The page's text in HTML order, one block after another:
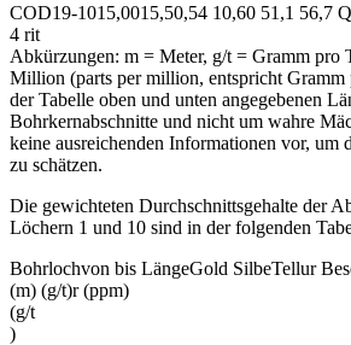
COD19-1015,0015,50,54 10,60 51,1 56,7
4 rit
Abkürzungen: m = Meter, g/t = Gramm pro
Million (parts per million, entspricht Gramm
der Tabelle oben und unten angegebenen
Bohrkernabschnitte und nicht um wahre
keine ausreichenden Informationen vor, um
zu schätzen.
Die gewichteten Durchschnittsgehalte der
Löchern 1 und 10 sind in der folgenden
Bohrlochvon bis LängeGold SilbeTellur
(m) (g/t)r (ppm)
(g/t
)